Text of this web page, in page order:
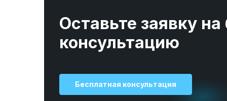
Оставьте заявку
консультацию
Бесплатная консультация